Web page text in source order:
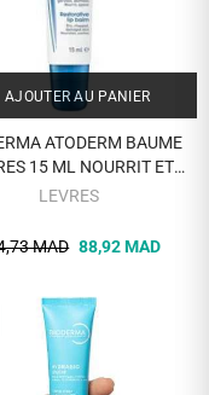
AJOUTER AU PANIER
ATODERM BAUME
15 ML NOURRIT ET
LES LEVRES GERCEES
LEVRES
MAD 88,92 MAD